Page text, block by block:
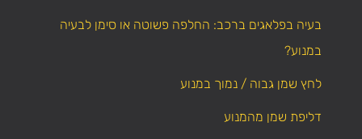
בעיה בפלאגים ברכב: החלפה פשוטה או סימן לבעיה
במנוע?
לחץ שמן גבוה / נמוך במנוע
דליפת שמן מהמנוע